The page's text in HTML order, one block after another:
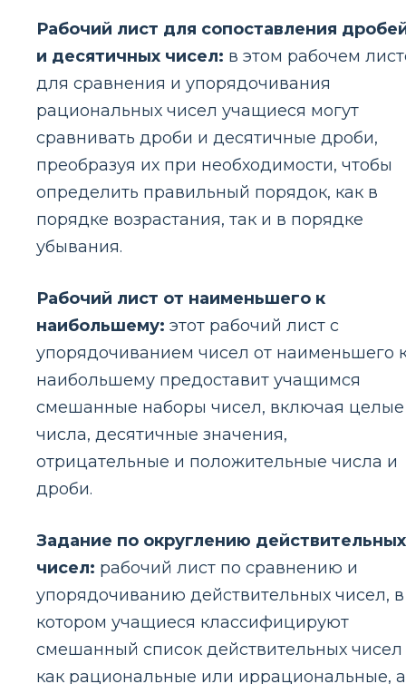
Рабочий лист для сопоставления
и десятичных чисел: в этом рабочем
для сравнения и упорядочивания
рациональных чисел учащиеся могут
сравнивать дроби и десятичные дроби,
преобразуя их при необходимости, чтобы
определить правильный порядок, как в
порядке возрастания, так и в порядке
убывания.
Рабочий лист от наименьшего к
наибольшему: этот рабочий лист с
упорядочиванием чисел от наименьшего
наибольшему предоставит учащимся
смешанные наборы чисел, включая целые
числа, десятичные значения,
отрицательные и положительные числа и
дроби.
Задание по округлению действительных
чисел: рабочий лист по сравнению и
упорядочиванию действительных чисел, в
котором учащиеся классифицируют
смешанный список действительных чисел
как рациональные или иррациональные, а